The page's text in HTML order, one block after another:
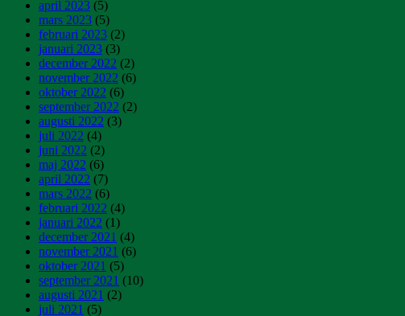
april 2023 (5)
mars 2023 (5)
februari 2023 (2)
januari 2023 (3)
december 2022 (2)
november 2022 (6)
oktober 2022 (6)
september 2022 (2)
augusti 2022 (3)
juli 2022 (4)
juni 2022 (2)
maj 2022 (6)
april 2022 (7)
mars 2022 (6)
februari 2022 (4)
januari 2022 (1)
december 2021 (4)
november 2021 (6)
oktober 2021 (5)
september 2021 (10)
augusti 2021 (2)
juli 2021 (5)